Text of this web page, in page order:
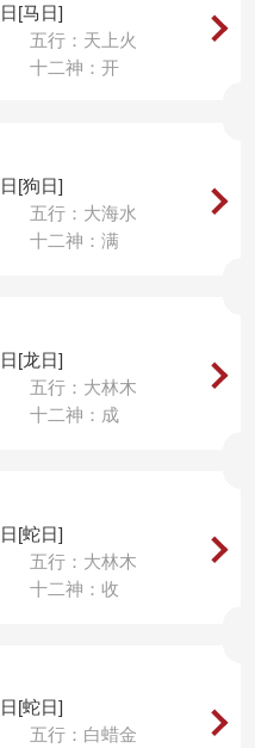
[马日]
五行：天上火
十二神：开
[狗日]
五行：大海水
十二神：满
[龙日]
五行：大林木
十二神：成
[蛇日]
五行：大林木
十二神：收
[蛇日]
五行：白蜡金